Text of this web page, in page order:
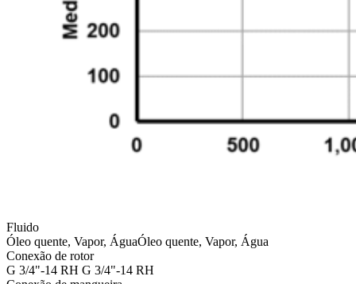
Fluido
Óleo quente, Vapor, ÁguaÓleo quente, Vapor, Água
Conexão de rotor
G 3/4"-14 RH G 3/4"-14 RH